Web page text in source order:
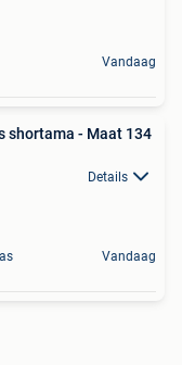
Vandaag
shortama - Maat 134
Details
Vandaag